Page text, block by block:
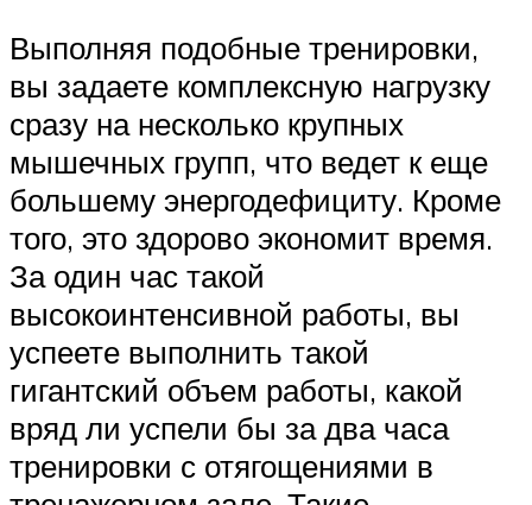
Выполняя подобные тренировки,
вы задаете комплексную нагрузку
сразу на несколько крупных
мышечных групп, что ведет к еще
большему энергодефициту. Кроме
того, это здорово экономит время.
За один час такой
высокоинтенсивной работы, вы
успеете выполнить такой
гигантский объем работы, какой
вряд ли успели бы за два часа
тренировки с отягощениями в